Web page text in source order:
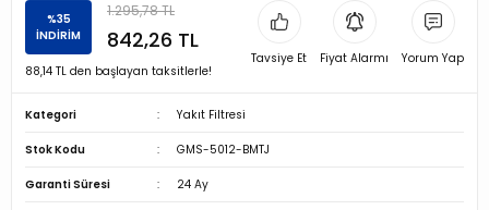
%35
İNDİRİM
1.295,78 TL
842,26 TL
88,14 TL den başlayan taksitlerle!
Tavsiye Et Fiyat Alarmı Yorum Yap
Kategori Yakıt Filtresi
Stok Kodu GMS-5012-BMTJ
Garanti Süresi 24 Ay